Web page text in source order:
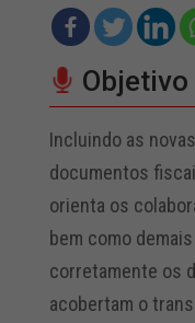
Objetivo
Incluindo as
documentos
orienta os
bem como
corretamente os
acobertam o